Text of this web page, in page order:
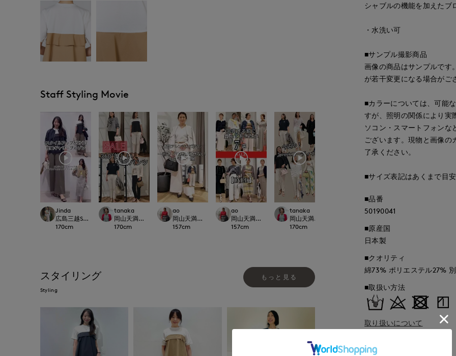
Staff Styling Movie
Jinda
広島三越SUPERIORCLOSET
170cm
tanaka
岡山天満屋SUPERIORCLOSET
170cm
ao
岡山天満屋SUPERIORCLOSET
157cm
ao
岡山天満屋SUPERIORCLOSET
157cm
tanaka
岡山天満屋SUPERIORCLOSET
170cm cm
スタイリング
Styling
もっと見る
シャブルの機能を加えたブ
・水洗い可
■サンプル撮影商品
画像の商品はサンプルです
が若干変更になる場合がご
■カラーについては、可能
すが、照明の関係により実
ソコン・スマートフォンな
ございます。現物と画像の
了承ください。
■サイズ表記はあくまで目安
■品番
50190041
■原産国
日本製
■クオリティ
綿73% ポリエステル27%
■取扱い方法
取り扱いについて